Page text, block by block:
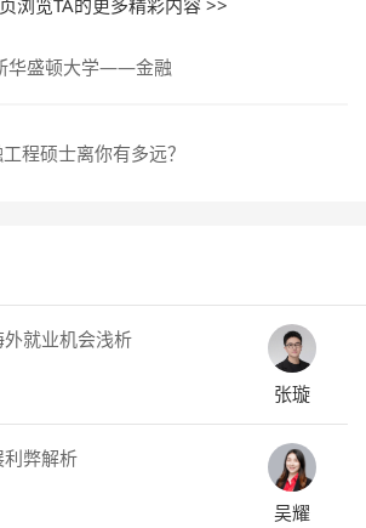
华盛顿大学——金融
程硕士离你有多远？
就业机会浅析
张璇
弊解析
吴耀